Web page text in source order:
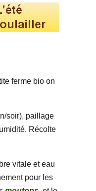
ferme bio on
soir), paillage
Récolte
vitale et eau
pour les